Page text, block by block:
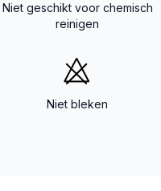
Niet geschikt voor chemisch
reinigen
Niet bleken